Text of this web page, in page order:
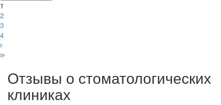
1
2
3
4
Отзывы о стоматологических
клиниках